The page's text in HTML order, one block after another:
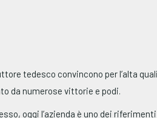
tedesco convincono per l’alta
da numerose vittorie e podi.
oggi l’azienda è uno dei